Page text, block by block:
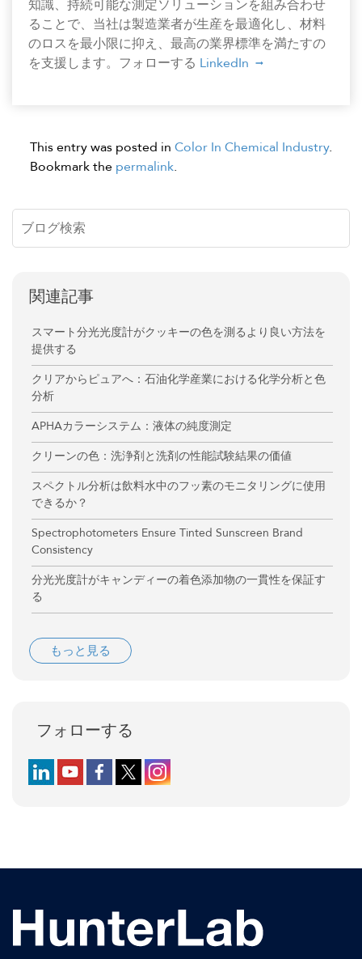
知識、持続可能な測定ソリューションを組み合わせ
ることで、当社は製造業者が生産を最適化し、材料
のロスを最小限に抑え、最高の業界標準を満たすの
を支援します。フォローする LinkedIn
This entry was posted in Color In Chemical Industry.
Bookmark the permalink.
関連記事
スマート分光光度計がクッキーの色を測るより良い方法を
提供する
クリアからピュアへ：石油化学産業における化学分析と色
分析
APHAカラーシステム：液体の純度測定
クリーンの色：洗浄剤と洗剤の性能試験結果の価値
スペクトル分析は飲料水中のフッ素のモニタリングに使用
できるか？
Spectrophotometers Ensure Tinted Sunscreen Brand
Consistency
分光光度計がキャンディーの着色添加物の一貫性を保証す
る
もっと見る
フォローする
Follow us on LinkedIn
Follow us on YouTube
Follow us on Facebook
Follow us on X (formerly Twitter)
Follow us on Instagram